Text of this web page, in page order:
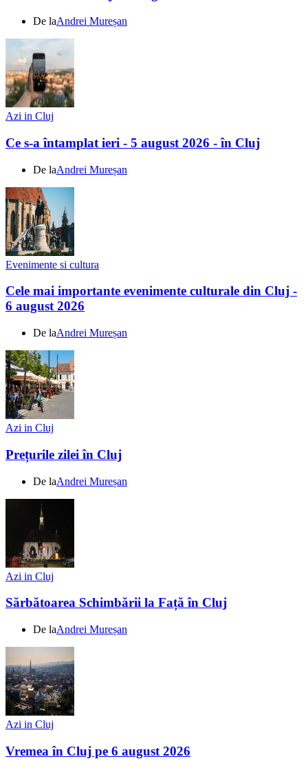
De laAndrei Mureșan
Azi in Cluj
Ce s-a întamplat ieri - 5 august 2026 - în Cluj
De laAndrei Mureșan
Evenimente si cultura
Cele mai importante evenimente culturale din Cluj -
6 august 2026
De laAndrei Mureșan
Azi in Cluj
Prețurile zilei în Cluj
De laAndrei Mureșan
Azi in Cluj
Sărbătoarea Schimbării la Față în Cluj
De laAndrei Mureșan
Azi in Cluj
Vremea în Cluj pe 6 august 2026